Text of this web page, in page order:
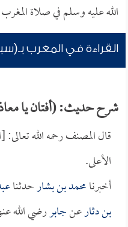
الله عليه وسلم في صلاة
القراءة في المغرب
شرح حديث: (أفتان يا
قال المصنف رحمه الله
الأعلى.
أخبرنامحمد بن بشارحدثنا
بن دثارعنجابررضي الله